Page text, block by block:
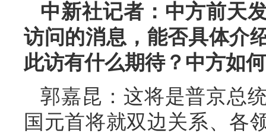
中新社记者：中方前天
访问的消息，能否具体介
此访有什么期待？中方如
郭嘉昆：这将是普京总
国元首将就双边关系、各